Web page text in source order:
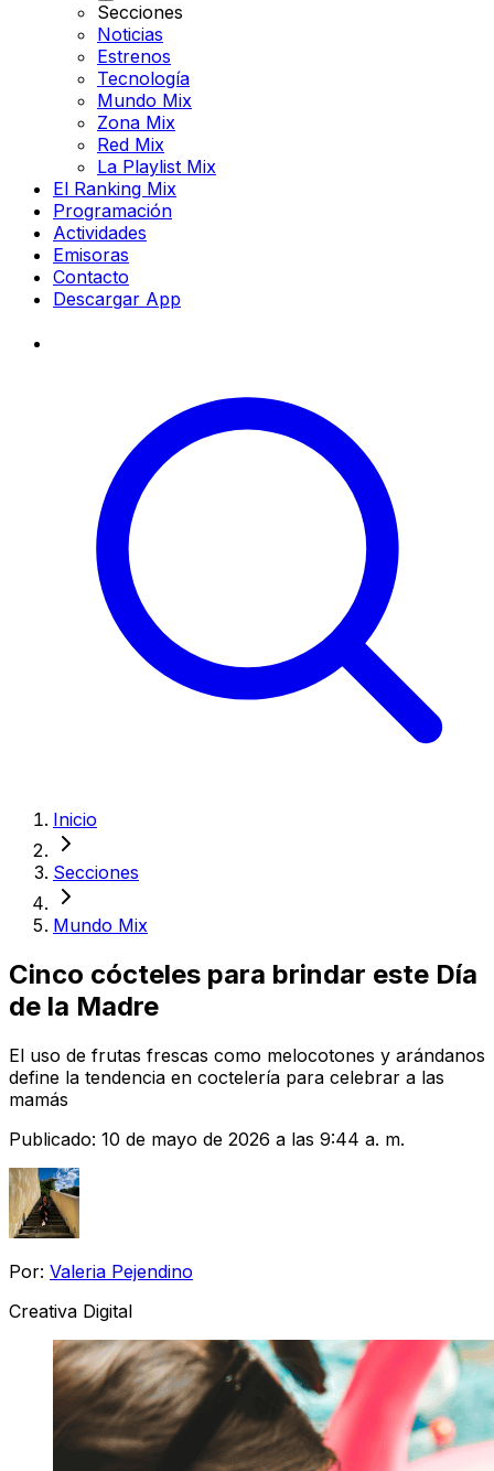
Secciones
Noticias
Estrenos
Tecnología
Mundo Mix
Zona Mix
Red Mix
La Playlist Mix
El Ranking Mix
Programación
Actividades
Emisoras
Contacto
Descargar App
Inicio
Secciones
Mundo Mix
Cinco cócteles para brindar este Día
de la Madre
El uso de frutas frescas como melocotones y arándanos
define la tendencia en coctelería para celebrar a las
mamás
Publicado: 10 de mayo de 2026 a las 9:44 a. m.
Por: Valeria Pejendino
Creativa Digital